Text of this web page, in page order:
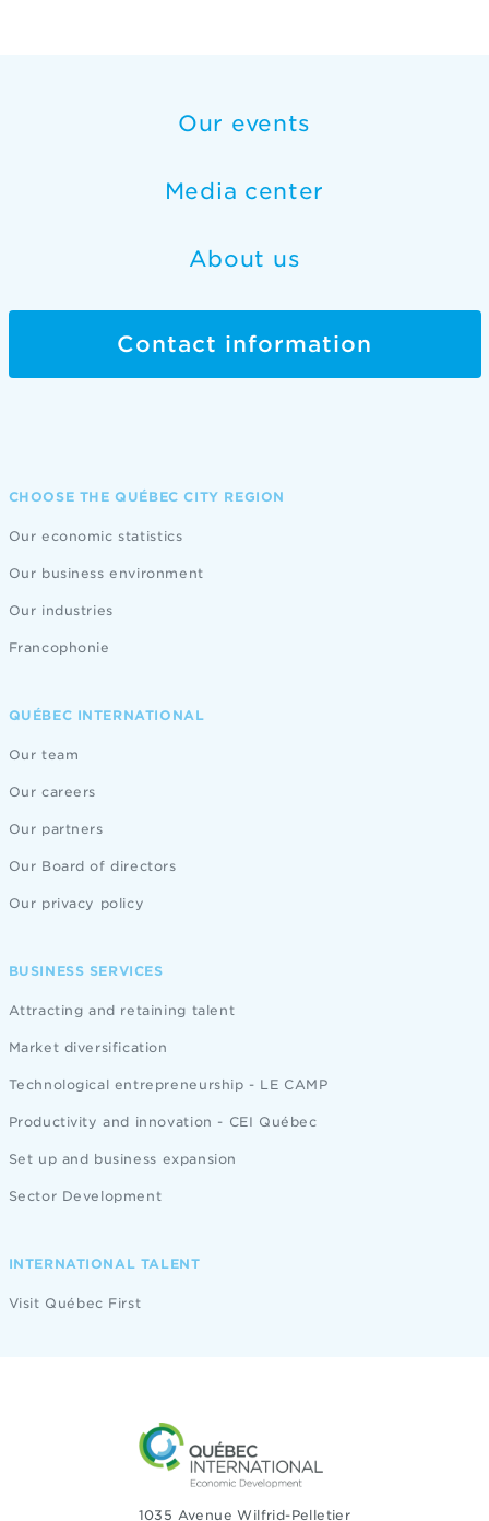
Our events
Media center
About us
Contact information
CHOOSE THE QUÉBEC CITY REGION
Our economic statistics
Our business environment
Our industries
Francophonie
QUÉBEC INTERNATIONAL
Our team
Our careers
Our partners
Our Board of directors
Our privacy policy
BUSINESS SERVICES
Attracting and retaining talent
Market diversification
Technological entrepreneurship - LE CAMP
Productivity and innovation - CEI Québec
Set up and business expansion
Sector Development
INTERNATIONAL TALENT
Visit Québec First
1035 Avenue Wilfrid-Pelletier